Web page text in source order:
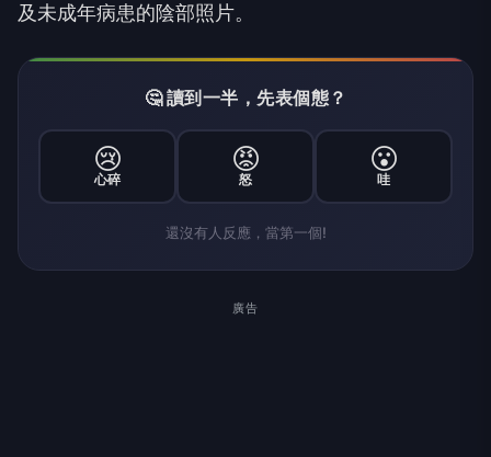
及未成年病患的陰部照片。
🤔 讀到一半，先表個態？
😢
心碎
😡
怒
😮
哇
還沒有人反應，當第一個!
廣告